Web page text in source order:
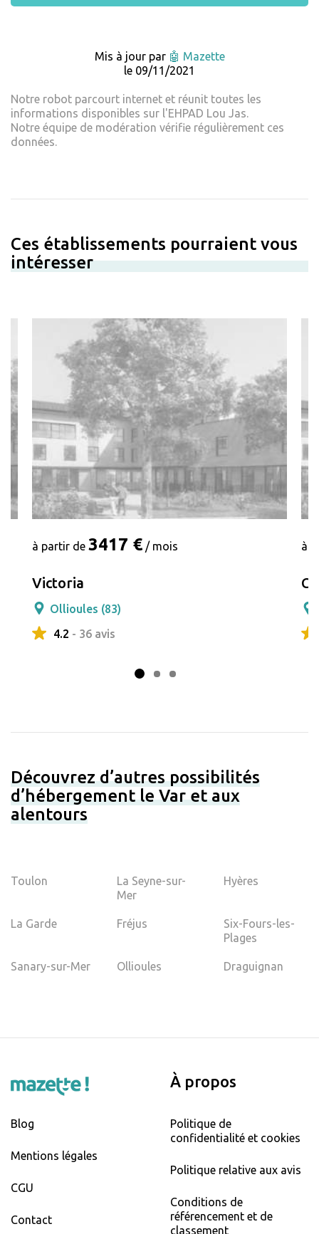
Mis à jour par 🤖 Mazette
le 09/11/2021
Notre robot parcourt internet et réunit toutes les
informations disponibles sur l'EHPAD Lou Jas.
Notre équipe de modération vérifie régulièrement ces
données.
Ces établissements pourraient vous
intéresser
à partir de 3417 € / mois
Victoria
Ollioules (83)
4.2 - 36 avis
à
Découvrez d’autres possibilités
d’hébergement le Var et aux
alentours
Toulon
La Seyne-sur-
Mer
Hyères
La Garde Fréjus
Six-Fours-les-
Plages
Sanary-sur-Mer Ollioules Draguignan
Blog
Mentions légales
CGU
Contact
À propos
Politique de
confidentialité et cookies
Politique relative aux avis
Conditions de
référencement et de
classement